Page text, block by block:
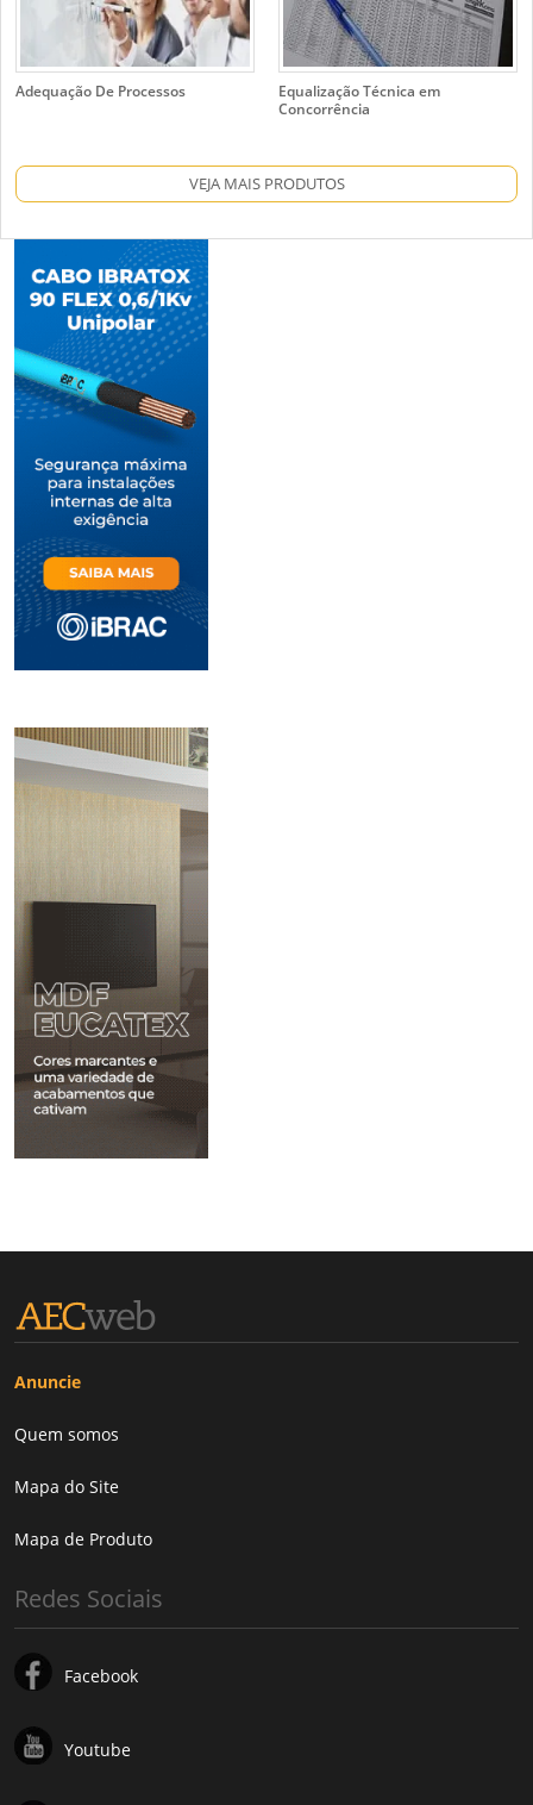
Adequação De Processos
Equalização Técnica em
Concorrência
VEJA MAIS PRODUTOS
Anuncie
Quem somos
Mapa do Site
Mapa de Produto
Redes Sociais
Facebook
Youtube